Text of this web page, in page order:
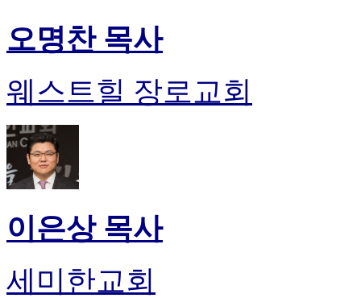
오명찬 목사
웨스트힐 장로교회
이은상 목사
세미한교회